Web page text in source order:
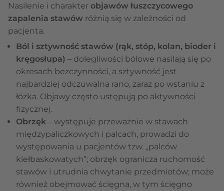
Nasilenie i charakter objawów łuszczycowego
zapalenia stawów różnią się w zależności od
pacjenta.
Ból i sztywność stawów (rąk, stóp, kolan, bioder i
kręgosłupa) – dolegliwości bólowe nasilają się po
okresach bezczynności, a sztywność jest
najbardziej odczuwalna rano, zaraz po wstaniu z
łóżka. Objawy często ustępują po aktywności
fizycznej.
Obrzęk – występuje przeważnie w stawach
międzypaliczkowych i palcach, prowadzi do
występowania u pacjentów tzw. „palców
kiełbaskowatych”; obrzęk ogranicza ruchomość
stawów i utrudnia chwytanie przedmiotów; może
również obejmować ścięgna, w tym ścięgno